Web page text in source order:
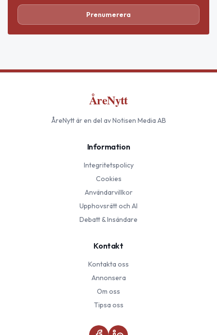
Prenumerera
ÅreNytt
ÅreNyttär en del av Notisen Media AB
Information
Integritetspolicy
Cookies
Användarvillkor
Upphovsrätt och AI
Debatt & Insändare
Kontakt
Kontakta oss
Annonsera
Om oss
Tipsa oss